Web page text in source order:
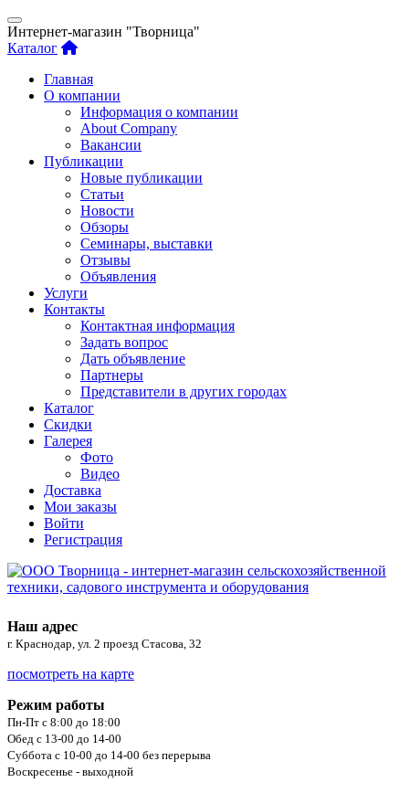
Интернет-магазин "Творница"
Каталог
Главная
О компании
Информация о компании
About Company
Вакансии
Публикации
Новые публикации
Статьи
Новости
Обзоры
Семинары, выставки
Отзывы
Объявления
Услуги
Контакты
Контактная информация
Задать вопрос
Дать объявление
Партнеры
Представители в других городах
Каталог
Скидки
Галерея
Фото
Видео
Доставка
Мои заказы
Войти
Регистрация
Наш адрес
г. Краснодар, ул. 2 проезд Стасова, 32
посмотреть на карте
Режим работы
Пн-Пт с 8:00 до 18:00
Обед с 13-00 до 14-00
Суббота с 10-00 до 14-00 без перерыва
Воскресенье - выходной